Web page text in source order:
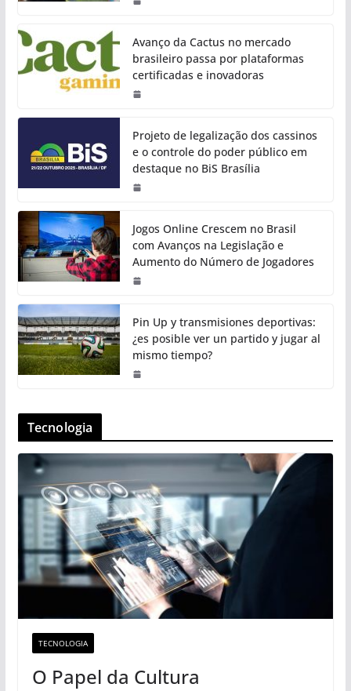
Avanço da Cactus no mercado
brasileiro passa por plataformas
certificadas e inovadoras
Projeto de legalização dos cassinos
e o controle do poder público em
destaque no BiS Brasília
Jogos Online Crescem no Brasil
com Avanços na Legislação e
Aumento do Número de Jogadores
Pin Up y transmisiones deportivas:
¿es posible ver un partido y jugar al
mismo tiempo?
Tecnologia
TECNOLOGIA
O Papel da Cultura